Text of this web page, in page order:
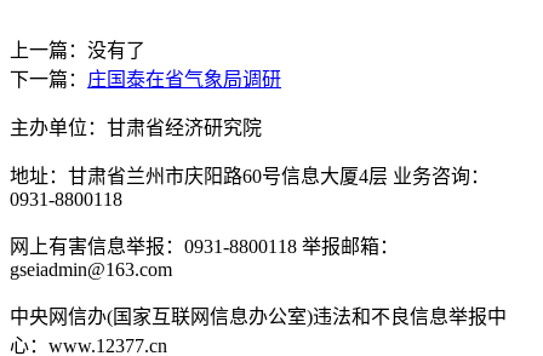
上一篇：没有了
下一篇： 庄国泰在省气象局调研
主办单位：甘肃省经济研究院
地址：甘肃省兰州市庆阳路60号信息大厦4层 业务咨询：
0931-8800118
网上有害信息举报：0931-8800118 举报邮箱：
gseiadmin@163.com
中央网信办(国家互联网信息办公室)违法和不良信息举报中
心：www.12377.cn